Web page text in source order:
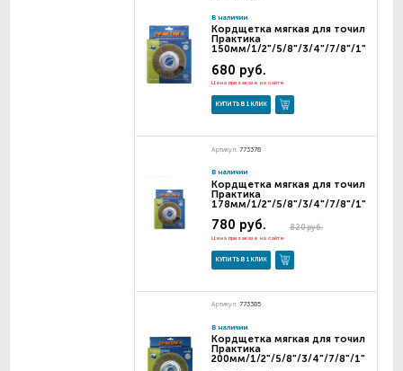
В наличии
Кордщетка мягкая для точил
Практика
150мм/1/2"/5/8"/3/4"/7/8"/1"
680 руб.
Цена при заказе на сайте
КУПИТЬ В 1 КЛИК
Артикул: 773378
В наличии
Кордщетка мягкая для точил
Практика
178мм/1/2"/5/8"/3/4"/7/8"/1"
820 руб.
780 руб.
Цена при заказе на сайте
КУПИТЬ В 1 КЛИК
Артикул: 773385
В наличии
Кордщетка мягкая для точил
Практика
200мм/1/2"/5/8"/3/4"/7/8"/1"